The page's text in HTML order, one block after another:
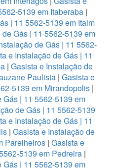
5139 em Itaberaba |
| 11 5562-5139 em Itaim
Gás | 11 5562-5139 em
de Gás | 11 5562-
e Instalação de Gás | 11
| Gasista e Instalação de
Paulista | Gasista e
5139 em Mirandopolis|
| 11 5562-5139 em
de Gás | 11 5562-5139
e Instalação de Gás | 11
| Gasista e Instalação de
Parelheiros| Gasista e
5139 em Pedreira |
| 11 5562-5139 em